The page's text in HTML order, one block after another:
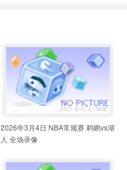
2026年3月4日 NBA常规赛 鹈鹕vs湖
人 全场录像